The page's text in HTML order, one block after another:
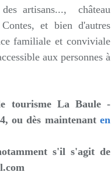
des artisans..., château
et bien d'autres
familiale et conviviale
aux personnes à
tourisme La Baule -
ou dès maintenant en
s'il s'agit de